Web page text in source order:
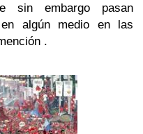
sin embargo pasan
algún medio en las
.